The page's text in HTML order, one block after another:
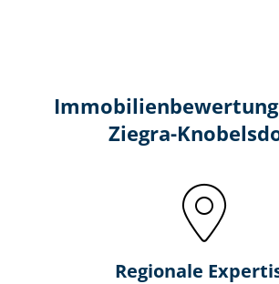
Ziegra-
Regionale